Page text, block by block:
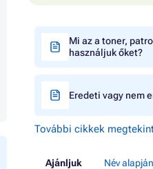
Mi az a toner,
használjuk őket?
Eredeti vagy nem
További cikkek
Ajánljuk Név alapján